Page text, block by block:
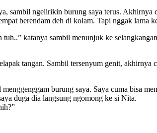
sambil ngelirikin burung saya terus.
berendam deh di kolam. Tapi nggak lama
katanya sambil menunjuk ke
tangan. Sambil tersenyum genit,
burung saya. Saya cuma bisa
duga dia langsung ngomong ke si Nita.